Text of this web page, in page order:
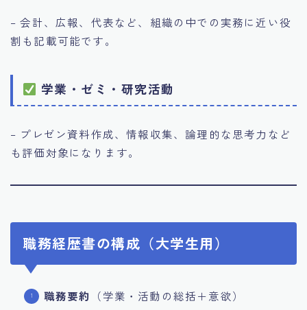
– 会計、広報、代表など、組織の中での実務に近い役
割も記載可能です。
学業・ゼミ・研究活動
– プレゼン資料作成、情報収集、論理的な思考力など
も評価対象になります。
職務経歴書の構成（大学生用）
職務要約
（学業・活動の総括＋意欲）